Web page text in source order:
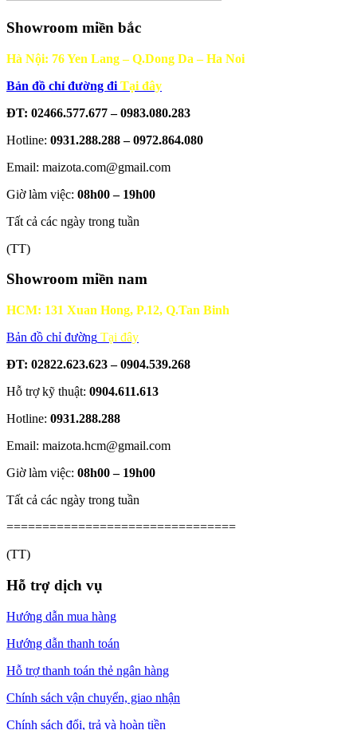
Showroom miền bắc
Hà Nội: 76 Yen Lang – Q.Dong Da – Ha Noi
Bản đồ chỉ đường đi Tại đây
ĐT: 02466.577.677 – 0983.080.283
Hotline: 0931.288.288 – 0972.864.080
Email: maizota.com@gmail.com
Giờ làm việc: 08h00 – 19h00
Tất cả các ngày trong tuần
(TT)
Showroom miền nam
HCM: 131 Xuan Hong, P.12, Q.Tan Binh
Bản đồ chỉ đường Tại đây
ĐT: 02822.623.623 – 0904.539.268
Hỗ trợ kỹ thuật: 0904.611.613
Hotline: 0931.288.288
Email: maizota.hcm@gmail.com
Giờ làm việc: 08h00 – 19h00
Tất cả các ngày trong tuần
================================
(TT)
Hỗ trợ dịch vụ
Hướng dẫn mua hàng
Hướng dẫn thanh toán
Hỗ trợ thanh toán thẻ ngân hàng
Chính sách vận chuyển, giao nhận
Chính sách đổi, trả và hoàn tiền